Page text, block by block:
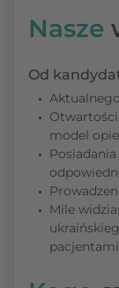
Nasze
Od
model
Mile